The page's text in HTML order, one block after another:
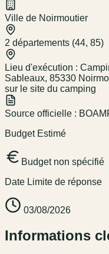
Ville de Noirmoutier
2 départements (44, 85)
Lieu d'exécution :
Sableaux, 85330
sur le site du camping
Source officielle :
Budget Estimé
Budget non spécifié
Date Limite de réponse
03/08/2026
Informations